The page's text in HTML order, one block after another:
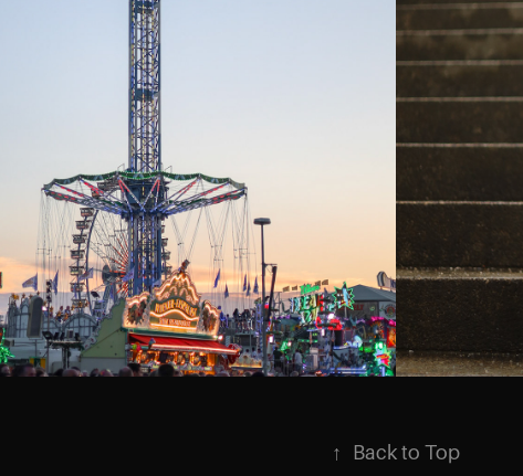
STORIES
↑ Back to Top